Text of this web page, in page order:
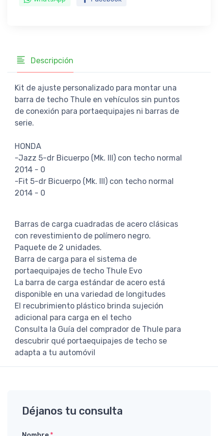
Descripción
Kit de ajuste personalizado para montar una
barra de techo Thule en vehículos sin puntos
de conexión para portaequipajes ni barras de
serie.
HONDA
-Jazz 5-dr Bicuerpo (Mk. III) con techo normal
2014 - 0
-Fit 5-dr Bicuerpo (Mk. III) con techo normal
2014 - 0
Barras de carga cuadradas de acero clásicas
con revestimiento de polímero negro.
Paquete de 2 unidades.
Barra de carga para el sistema de
portaequipajes de techo Thule Evo
La barra de carga estándar de acero está
disponible en una variedad de longitudes
El recubrimiento plástico brinda sujeción
adicional para carga en el techo
Consulta la Guía del comprador de Thule para
descubrir qué portaequipajes de techo se
adapta a tu automóvil
Déjanos tu consulta